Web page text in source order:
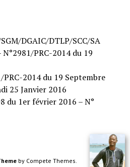
DGAIC/DTLP/SCC/SA
PRC-2014 du 19
2014 du 19 Septembre
25 Janvier 2016
du 1er février 2016 – N°
by Compete Themes.